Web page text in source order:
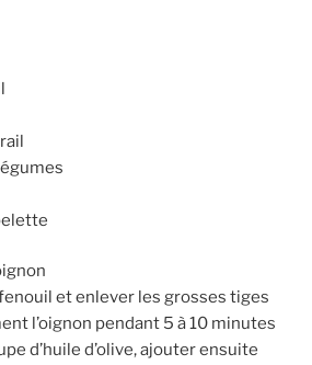
et enlever les grosses tiges
l’oignon pendant 5 à 10 minutes
d’huile d’olive, ajouter ensuite